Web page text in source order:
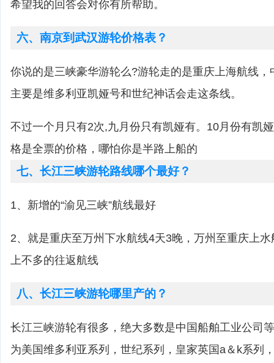
希望我的回答会对你有所帮助。
六、南京到武汉游轮价格表？
你说的是三峡豪华游轮么?游轮走的是重庆上海航线
主要是维多利亚凯娅号和世纪神话会走这条线。
不过一个月只有2次,九月份只有凯娅有。10月份有凯
格是全票的价格，哪怕你是半路上船的
七、长江三峡游轮路线哪个最好？
1、新增的“渝见三峡”航线最好
2、就是重庆至万州下水航线4天3晚，万州至重庆上
上不多的往返航线
八、长江三峡游轮哪里产的？
长江三峡游轮有很多，绝大多数是中国船舶工业公司
为美国维多利亚系列，世纪系列，皇家英国a＆k系列